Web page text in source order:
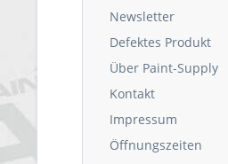
Newsletter
Defektes Produkt
Über Paint-Supply
Kontakt
Impressum
Öffnungszeiten